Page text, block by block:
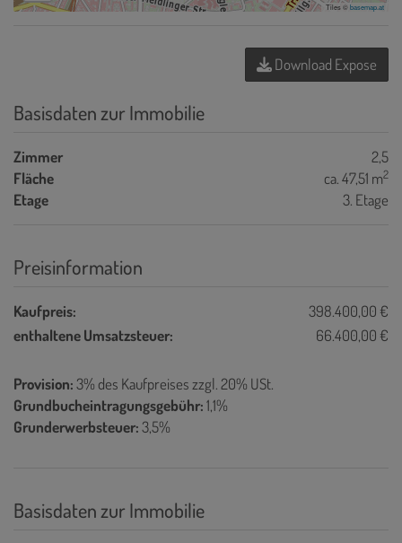
Tiles ©basemap.at
Download Expose
Basisdaten zur Immobilie
Zimmer
2,5
Fläche
ca. 47,51 m2
Etage 3. Etage
Preisinformation
Kaufpreis:
398.400,00 €
enthaltene Umsatzsteuer:
66.400,00 €
Provision:3% des Kaufpreises zzgl. 20% USt.
Grundbucheintragungsgebühr:1,1%
Grunderwerbsteuer:3,5%
Basisdaten zur Immobilie